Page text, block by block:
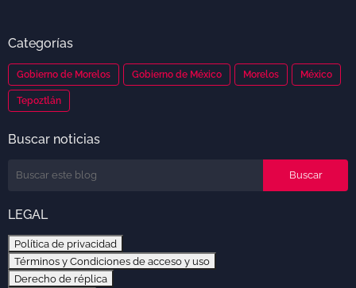
Categorías
Gobierno de Morelos Gobierno de México Morelos México
Tepoztlán
Buscar noticias
LEGAL
Política de privacidad
Términos y Condiciones de acceso y uso
Derecho de réplica